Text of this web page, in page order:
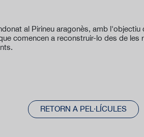
al Pirineu aragonès, amb
comencen a reconstruir-lo des de les
RETORN A PEL·LÍCULES